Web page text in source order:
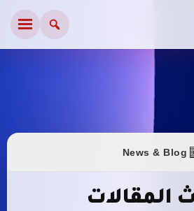
News & Blog
المقالات